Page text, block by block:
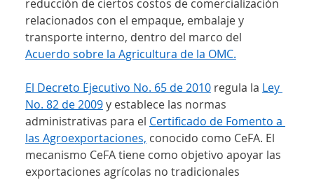
reducción de ciertos costos de comercialización
relacionados con el empaque, embalaje y
transporte interno, dentro del marco del
Acuerdo sobre la Agricultura de la OMC.
El Decreto Ejecutivo No. 65 de 2010 regula la Ley
No. 82 de 2009 y establece las normas
administrativas para el Certificado de Fomento a
las Agroexportaciones, conocido como CeFA. El
mecanismo CeFA tiene como objetivo apoyar las
exportaciones agrícolas no tradicionales